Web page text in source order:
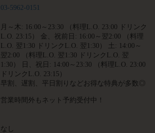
03-5962-0151
月～木: 16:00～23:30 （料理L.O. 23:00 ドリンク
L.O. 23:15） 金、祝前日: 16:00～翌2:00 （料理
L.O. 翌1:30 ドリンクL.O. 翌1:30） 土: 14:00～
翌2:00 （料理L.O. 翌1:30 ドリンクL.O. 翌
1:30） 日、祝日: 14:00～23:30 （料理L.O. 23:00
ドリンクL.O. 23:15）
早割、遅割、平日割りなどお得な特典が多数◎
営業時間外もネット予約受付中！
なし